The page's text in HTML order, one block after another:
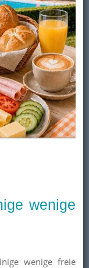
wenige
wenige freie